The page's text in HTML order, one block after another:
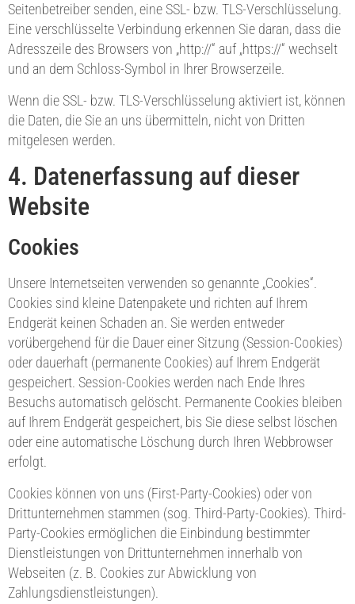
Seitenbetreiber senden, eine SSL- bzw. TLS-Verschlüsselung.
Eine verschlüsselte Verbindung erkennen Sie daran, dass die
Adresszeile des Browsers von „http://“ auf „https://“ wechselt
und an dem Schloss-Symbol in Ihrer Browserzeile.
Wenn die SSL- bzw. TLS-Verschlüsselung aktiviert ist, können
die Daten, die Sie an uns übermitteln, nicht von Dritten
mitgelesen werden.
4. Datenerfassung auf dieser
Website
Cookies
Unsere Internetseiten verwenden so genannte „Cookies“.
Cookies sind kleine Datenpakete und richten auf Ihrem
Endgerät keinen Schaden an. Sie werden entweder
vorübergehend für die Dauer einer Sitzung (Session-Cookies)
oder dauerhaft (permanente Cookies) auf Ihrem Endgerät
gespeichert. Session-Cookies werden nach Ende Ihres
Besuchs automatisch gelöscht. Permanente Cookies bleiben
auf Ihrem Endgerät gespeichert, bis Sie diese selbst löschen
oder eine automatische Löschung durch Ihren Webbrowser
erfolgt.
Cookies können von uns (First-Party-Cookies) oder von
Drittunternehmen stammen (sog. Third-Party-Cookies). Third-
Party-Cookies ermöglichen die Einbindung bestimmter
Dienstleistungen von Drittunternehmen innerhalb von
Webseiten (z. B. Cookies zur Abwicklung von
Zahlungsdienstleistungen).